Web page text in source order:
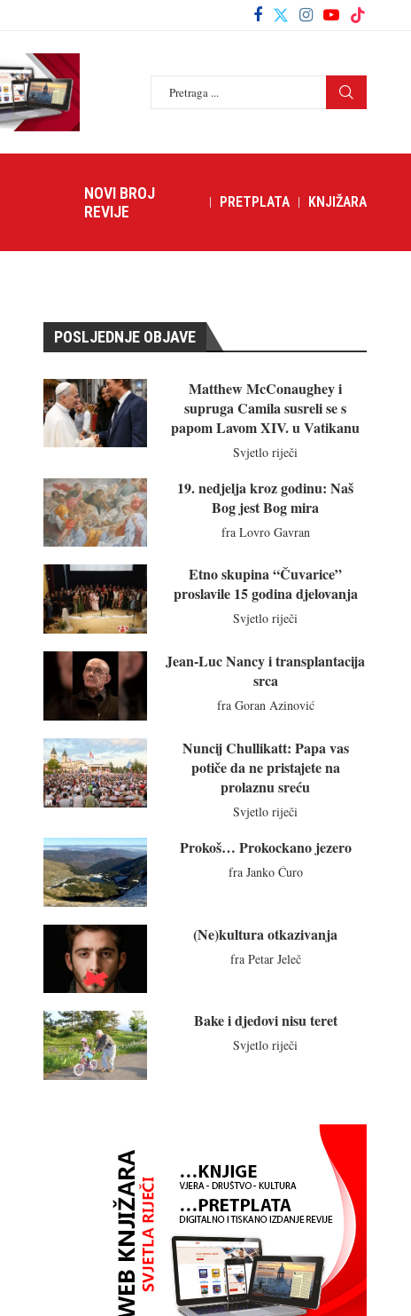
NOVI BROJ
REVIJE
PRETPLATA KNJIŽARA
POSLJEDNJE OBJAVE
Matthew McConaughey i
supruga Camila susreli se s
papom Lavom XIV. u Vatikanu
Svjetlo riječi
19. nedjelja kroz godinu: Naš
Bog jest Bog mira
fra Lovro Gavran
Etno skupina “Čuvarice”
proslavile 15 godina djelovanja
Svjetlo riječi
Jean-Luc Nancy i transplantacija
srca
fra Goran Azinović
Nuncij Chullikatt: Papa vas
potiče da ne pristajete na
prolaznu sreću
Svjetlo riječi
Prokoš… Prokockano jezero
fra Janko Ćuro
(Ne)kultura otkazivanja
fra Petar Jeleč
Bake i djedovi nisu teret
Svjetlo riječi